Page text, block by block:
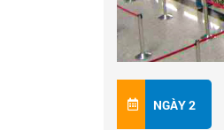
NGÀY 2